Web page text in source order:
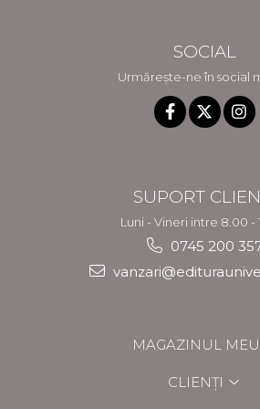
SOCIAL
Urmărește-ne în social
SUPORT
Luni - Vineri intre 8.00 -
0745 200
MAGAZINUL MEU
CLIENȚI